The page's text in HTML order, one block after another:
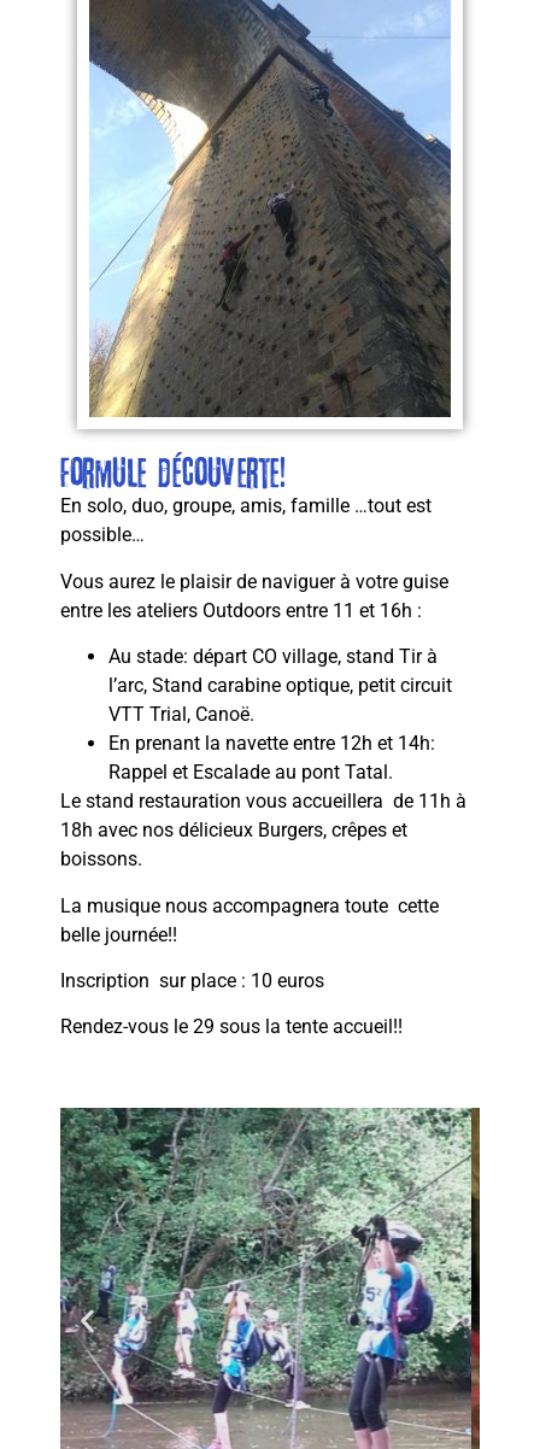
Formule découverte!
En solo, duo, groupe, amis, famille …tout est
possible…
Vous aurez le plaisir de naviguer à votre guise
entre les ateliers Outdoors entre 11 et 16h :
Au stade: départ CO village, stand Tir à
l’arc, Stand carabine optique, petit circuit
VTT Trial, Canoë.
En prenant la navette entre 12h et 14h:
Rappel et Escalade au pont Tatal.
Le stand restauration vous accueillera de 11h à
18h avec nos délicieux Burgers, crêpes et
boissons.
La musique nous accompagnera toute cette
belle journée!!
Inscription sur place : 10 euros
Rendez-vous le 29 sous la tente accueil!!